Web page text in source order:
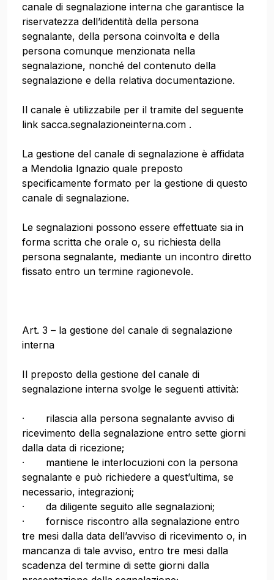
canale di segnalazione interna che garantisce la
riservatezza dell’identità della persona
segnalante, della persona coinvolta e della
persona comunque menzionata nella
segnalazione, nonché del contenuto della
segnalazione e della relativa documentazione.
Il canale è utilizzabile per il tramite del seguente
link sacca.segnalazioneinterna.com .
La gestione del canale di segnalazione è affidata
a Mendolia Ignazio quale preposto
specificamente formato per la gestione di questo
canale di segnalazione.
Le segnalazioni possono essere effettuate sia in
forma scritta che orale o, su richiesta della
persona segnalante, mediante un incontro diretto
fissato entro un termine ragionevole.
Art. 3 – la gestione del canale di segnalazione
interna
Il preposto della gestione del canale di
segnalazione interna svolge le seguenti attività:
· rilascia alla persona segnalante avviso di
ricevimento della segnalazione entro sette giorni
dalla data di ricezione;
· mantiene le interlocuzioni con la persona
segnalante e può richiedere a quest’ultima, se
necessario, integrazioni;
· da diligente seguito alle segnalazioni;
· fornisce riscontro alla segnalazione entro
tre mesi dalla data dell’avviso di ricevimento o, in
mancanza di tale avviso, entro tre mesi dalla
scadenza del termine di sette giorni dalla